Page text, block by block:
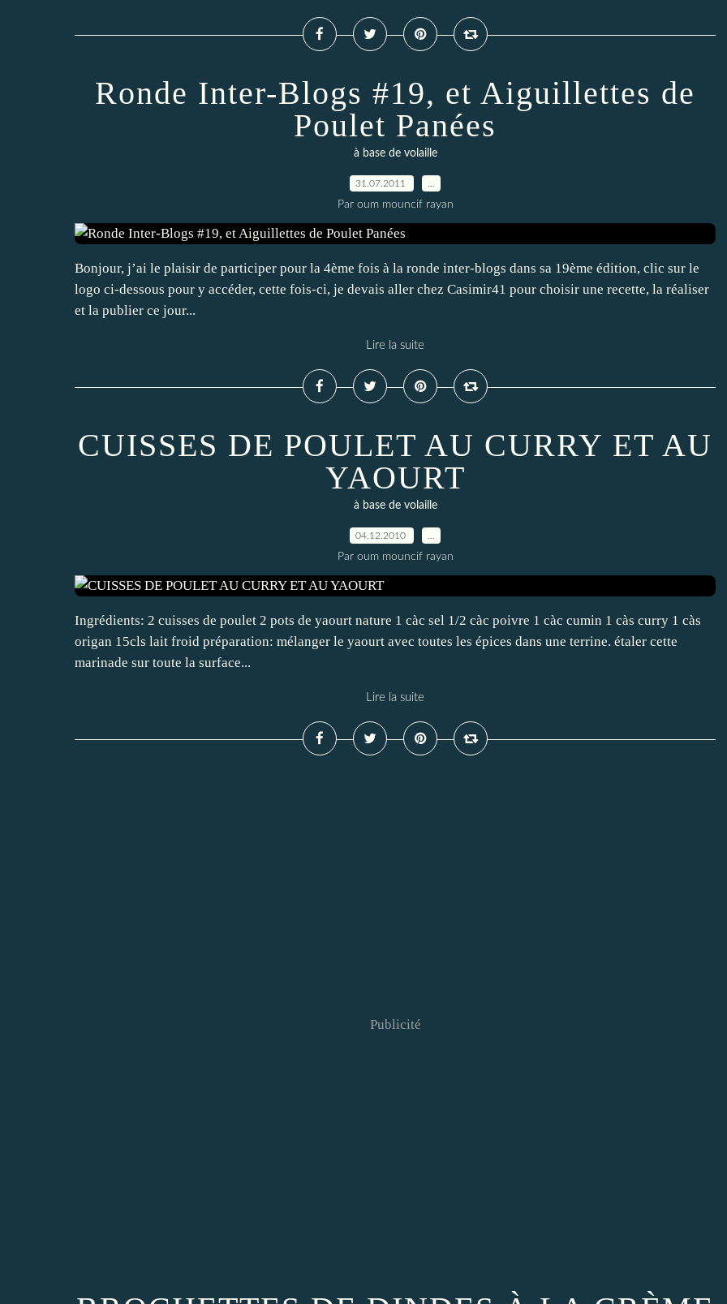
Ronde Inter-Blogs #19, et Aiguillettes de
Poulet Panées
à base de volaille
31.07.2011
Par oum mouncif rayan
Bonjour, j’ai le plaisir de participer pour la 4ème fois à la ronde inter-blogs dans sa 19ème édition, clic sur le
logo ci-dessous pour y accéder, cette fois-ci, je devais aller chez Casimir41 pour choisir une recette, la réaliser
et la publier ce jour...
Lire la suite
CUISSES DE POULET AU CURRY ET AU
YAOURT
à base de volaille
04.12.2010
Par oum mouncif rayan
Ingrédients: 2 cuisses de poulet 2 pots de yaourt nature 1 càc sel 1/2 càc poivre 1 càc cumin 1 càs curry 1 càs
origan 15cls lait froid préparation: mélanger le yaourt avec toutes les épices dans une terrine. étaler cette
marinade sur toute la surface...
Lire la suite
Publicité